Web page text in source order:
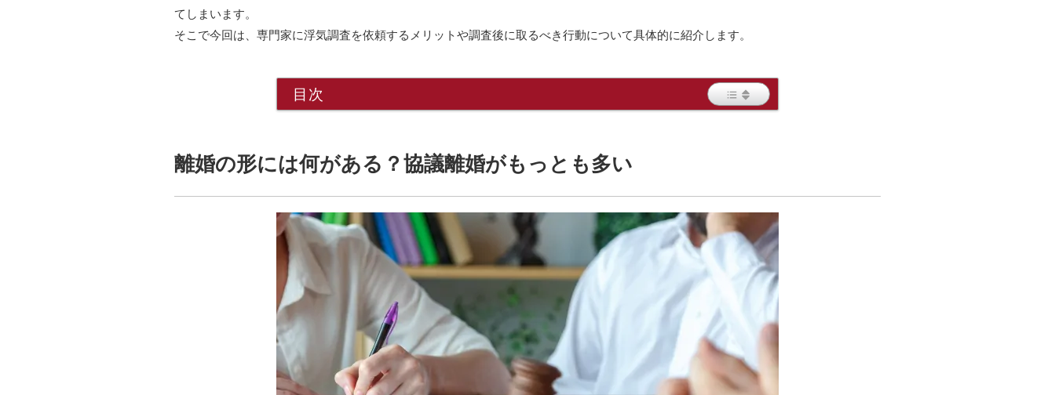
てしまいます。
そこで今回は、専門家に浮気調査を依頼するメリットや調査後に取るべき行動について具体的に紹介します。
目次
離婚の形には何がある？協議離婚がもっとも多い